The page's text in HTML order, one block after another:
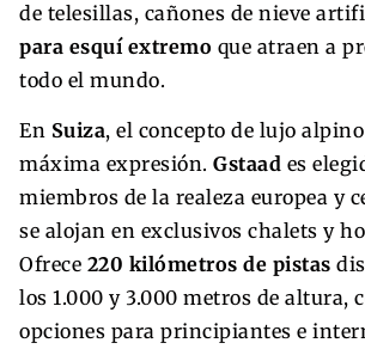
de telesillas, cañones de nieve
para esquí extremo que atraen a
todo el mundo.
En Suiza, el concepto de lujo
máxima expresión. Gstaad es
miembros de la realeza europea y
se alojan en exclusivos chalets y
Ofrece 220 kilómetros de pistas
los 1.000 y 3.000 metros de altura,
opciones para principiantes e